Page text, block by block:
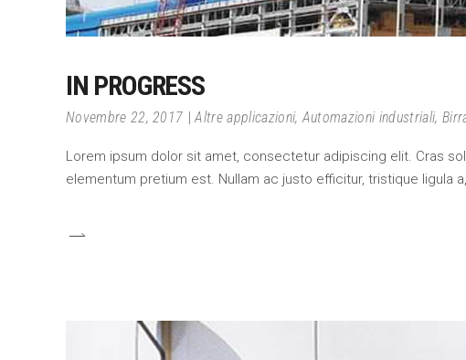
IN PROGRESS
Novembre 22, 2017 Altre applicazioni, Automazioni industriali,
Lorem ipsum dolor sit amet, consectetur adipiscing elit. Cras
elementum pretium est. Nullam ac justo efficitur, tristique ligula